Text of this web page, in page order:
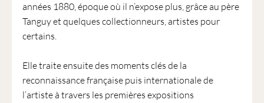
années 1880, époque où il n’expose plus, grâce au père
Tanguy et quelques collectionneurs, artistes pour
certains.
Elle traite ensuite des moments clés de la
reconnaissance française puis internationale de
l’artiste à travers les premières expositions